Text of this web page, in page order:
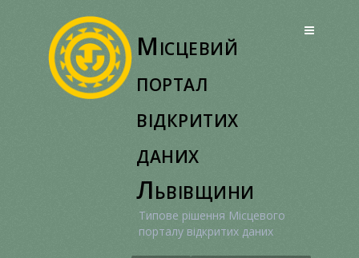
Місцевий
портал
відкритих
даних
Львівщини
Типове рішення Місцевого
порталу відкритих даних